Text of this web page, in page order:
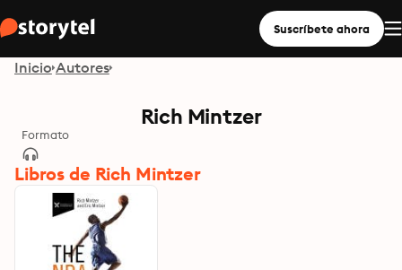
Suscríbete ahora
Inicio Autores
Rich Mintzer
Formato
Libros de Rich Mintzer